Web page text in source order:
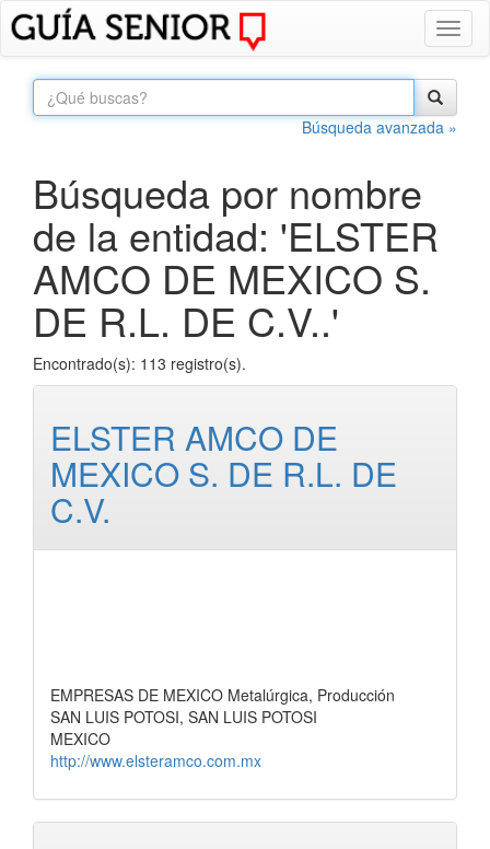
Búsqueda avanzada »
Búsqueda por nombre
de la entidad: 'ELSTER
AMCO DE MEXICO S.
DE R.L. DE C.V..'
Encontrado(s): 113 registro(s).
ELSTER AMCO DE
MEXICO S. DE R.L. DE
C.V.
EMPRESAS DE MEXICO Metalúrgica, Producción
SAN LUIS POTOSI, SAN LUIS POTOSI
MEXICO
http://www.elsteramco.com.mx